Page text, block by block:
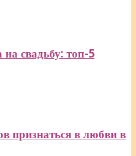
свадьбу: топ-5
признаться в любви в